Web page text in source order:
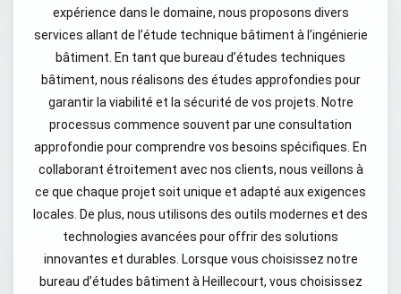
expérience dans le domaine, nous proposons divers
services allant de l’étude technique bâtiment à l’ingénierie
bâtiment. En tant que bureau d’études techniques
bâtiment, nous réalisons des études approfondies pour
garantir la viabilité et la sécurité de vos projets. Notre
processus commence souvent par une consultation
approfondie pour comprendre vos besoins spécifiques. En
collaborant étroitement avec nos clients, nous veillons à
ce que chaque projet soit unique et adapté aux exigences
locales. De plus, nous utilisons des outils modernes et des
technologies avancées pour offrir des solutions
innovantes et durables. Lorsque vous choisissez notre
bureau d’études bâtiment à Heillecourt, vous choisissez